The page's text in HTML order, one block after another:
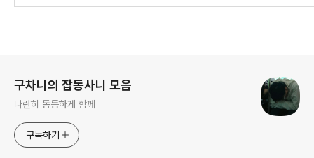
구차니의 잡동사니 모음
나란히 동등하게 함께
구독하기